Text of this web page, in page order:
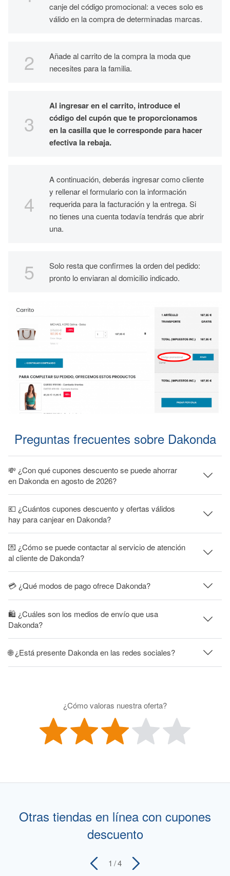
canje del código promocional: a veces solo es
válido en la compra de determinadas marcas.
Añade al carrito de la compra la moda que
necesites para la familia.
Al ingresar en el carrito, introduce el
código del cupón que te proporcionamos
en la casilla que le corresponde para hacer
efectiva la rebaja.
A continuación, deberás ingresar como cliente
y rellenar el formulario con la información
requerida para la facturación y la entrega. Si
no tienes una cuenta todavía tendrás que abrir
una.
Solo resta que confirmes la orden del pedido:
pronto lo enviaran al domicilio indicado.
Preguntas frecuentes sobre Dakonda
💸 ¿Con qué cupones descuento se puede ahorrar
en Dakonda en agosto de 2026?
💶 ¿Cuántos cupones descuento y ofertas válidos
hay para canjear en Dakonda?
💌 ¿Cómo se puede contactar al servicio de atención
al cliente de Dakonda?
💳 ¿Qué modos de pago ofrece Dakonda?
🛍 ¿Cuáles son los medios de envío que usa
Dakonda?
🌐 ¿Está presente Dakonda en las redes sociales?
¿Cómo valoras nuestra oferta?
Otras tiendas en línea con cupones
descuento
1 / 4